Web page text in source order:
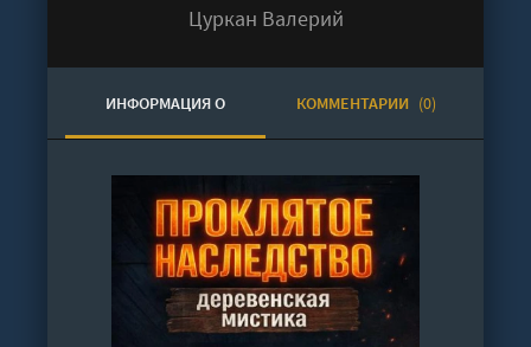
Цуркан Валерий
ИНФОРМАЦИЯ О
АУДИОКНИГЕ
КОММЕНТАРИИ (0)